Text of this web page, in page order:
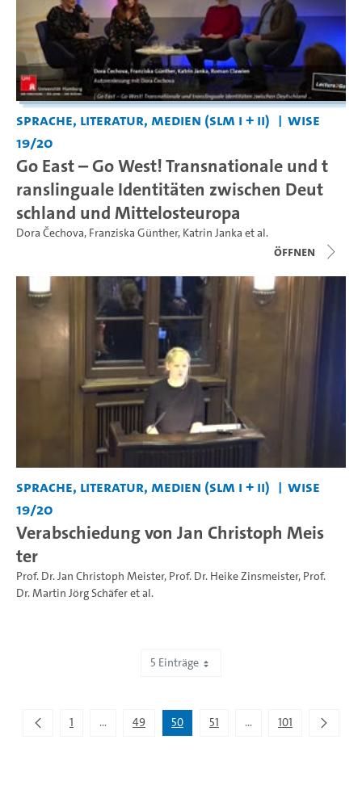
Sprache, Literatur, Medien (SLM I + II)
WiSe
19/20
Go East – Go West! Transnationale und t
ranslinguale Identitäten zwischen Deut
schland und Mittelosteuropa
Dora Čechova, Franziska Günther, Katrin Janka et al.
Öffnen
Sprache, Literatur, Medien (SLM I + II)
WiSe
19/20
Verabschiedung von Jan Christoph Meis
ter
Prof. Dr. Jan Christoph Meister, Prof. Dr. Heike Zinsmeister, Prof.
Dr. Martin Jörg Schäferet al.
5 Einträge
1 ...Zwischenseiten Navigieren mit TAB-Taste.
49 50 51 ...Zwischenseiten
101